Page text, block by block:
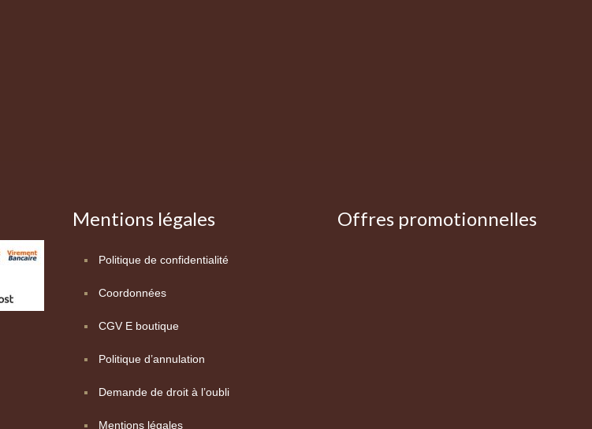
Mentions légales
Politique de confidentialité
Coordonnées
CGV E boutique
Politique d’annulation
Demande de droit à l’oubli
Mentions légales
Offres promotionnelles